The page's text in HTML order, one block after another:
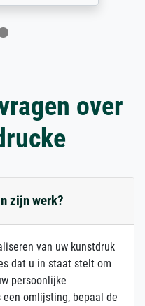
over
zijn werk?
van uw kunstdruk
dat u in staat stelt om
persoonlijke
omlijsting, bepaal de